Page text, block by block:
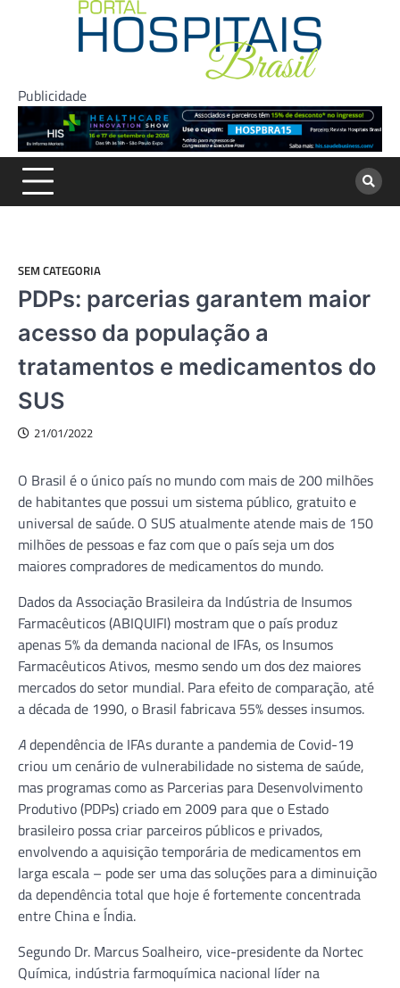
Publicidade
SEM CATEGORIA
PDPs: parcerias garantem maior
acesso da população a
tratamentos e medicamentos do
SUS
21/01/2022
O Brasil é o único país no mundo com mais de 200 milhões
de habitantes que possui um sistema público, gratuito e
universal de saúde. O SUS atualmente atende mais de 150
milhões de pessoas e faz com que o país seja um dos
maiores compradores de medicamentos do mundo.
Dados da Associação Brasileira da Indústria de Insumos
Farmacêuticos (ABIQUIFI) mostram que o país produz
apenas 5% da demanda nacional de IFAs, os Insumos
Farmacêuticos Ativos, mesmo sendo um dos dez maiores
mercados do setor mundial. Para efeito de comparação, até
a década de 1990, o Brasil fabricava 55% desses insumos.
Adependência de IFAs durante a pandemia de Covid-19
criou um cenário de vulnerabilidade no sistema de saúde,
mas programas como as Parcerias para Desenvolvimento
Produtivo (PDPs) criado em 2009 para que o Estado
brasileiro possa criar parceiros públicos e privados,
envolvendo a aquisição temporária de medicamentos em
larga escala – pode ser uma das soluções para a diminuição
da dependência total que hoje é fortemente concentrada
entre China e Índia.
Segundo Dr. Marcus Soalheiro, vice-presidente da Nortec
Química, indústria farmoquímica nacional líder na